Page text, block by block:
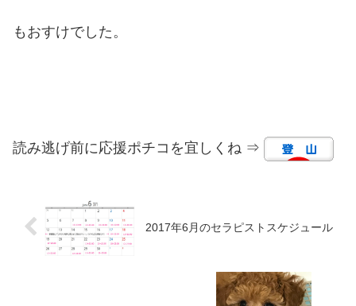
もおすけでした。
読み逃げ前に応援ポチコを宜しくね ⇒
2017年6月のセラピストスケジュール